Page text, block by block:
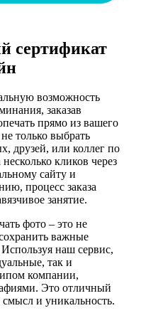
сертификат
возможность
заказав
прямо из вашего
только выбрать
друзей, или коллег по
кликов через
сайту и
процесс заказа
занятие.
фото – это не
важные
наш сервис,
так и
компании,
Это отличный
и уникальность.